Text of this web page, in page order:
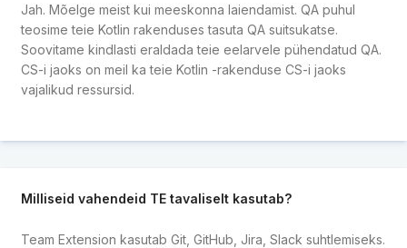
Jah. Mõelge meist kui meeskonna laiendamist. QA puhul
teosime teie Kotlin rakenduses tasuta QA suitsukatse.
Soovitame kindlasti eraldada teie eelarvele pühendatud QA.
CS-i jaoks on meil ka teie Kotlin -rakenduse CS-i jaoks
vajalikud ressursid.
Milliseid vahendeid TE tavaliselt kasutab?
Team Extension kasutab Git, GitHub, Jira, Slack suhtlemiseks.